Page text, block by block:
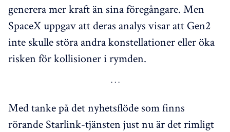
generera mer kraft än sina föregångare. Men
SpaceX uppgav att deras analys visar att Gen2
inte skulle störa andra konstellationer eller öka
risken för kollisioner i rymden.
Med tanke på det nyhetsflöde som finns
rörande Starlink-tjänsten just nu är det rimligt